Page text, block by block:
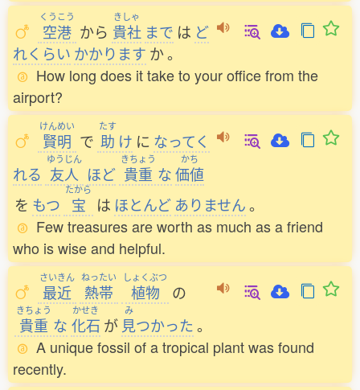
くうこう
空港 から
きしゃ
貴社 まで は ど
れくらい かかります か。
How long does it take to your office from the
airport?
けんめい
賢明 で
たす
助 け に なってく
れる
ゆうじん
友人 ほど
きちょう
貴重 な
かち
価値
を もつ
たから
宝 は ほとんど ありません。
Few treasures are worth as much as a friend
who is wise and helpful.
さいきん
最近
ねったい
熱帯
しょくぶつ
植物 の
きちょう
貴重 な
かせき
化石 が
み
見つかった。
A unique fossil of a tropical plant was found
recently.